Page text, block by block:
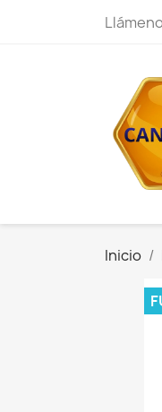
Inicio